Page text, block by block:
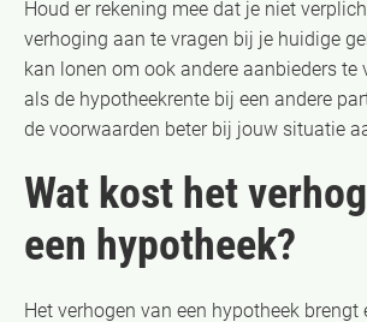
Houd er rekening mee dat je niet
verhoging aan te vragen bij je huidige
kan lonen om ook andere aanbieders te
als de hypotheekrente bij een andere
de voorwaarden beter bij jouw situatie
Wat kost het
een hypotheek?
Het verhogen van een hypotheek brengt